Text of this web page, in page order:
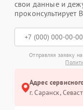
свои данные и
проконсультирует
Отправляя заявку
Адрес
г. Саранск,